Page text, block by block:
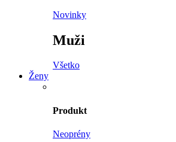
Novinky
Muži
Všetko
Ženy
Produkt
Neoprény